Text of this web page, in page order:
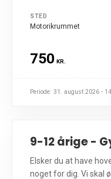
STED
Motorikrummet
750 KR.
Periode: 31. august 2026 -
9-12 årige -
Elsker du at have
noget for dig. Vi skal